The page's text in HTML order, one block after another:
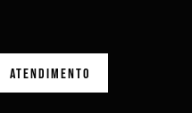
ATENDIMENTO